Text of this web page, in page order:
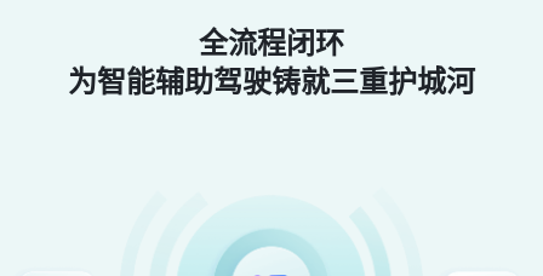
全流程闭环
为智能辅助驾驶铸就三重护城河